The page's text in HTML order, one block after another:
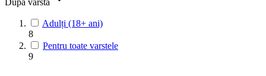
Adulți (18+ ani)
8
Pentru toate varstele
9